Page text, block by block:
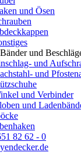
und Ösen
und
und
und
und Verbinder
und
82 62 - 0